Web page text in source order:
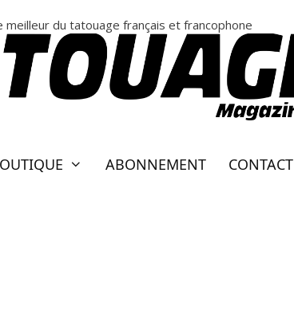
meilleur du tatouage français et francophone
ABONNEMENT CONTACT